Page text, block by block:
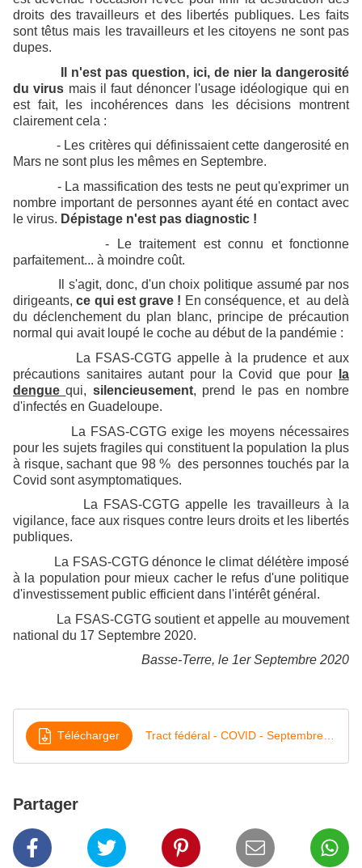
droits des travailleurs et des libertés publiques. Les faits
sont têtus mais les travailleurs et les citoyens ne sont pas
dupes.
Il n'est pas question, ici, de nier la dangerosité
du virus mais il faut dénoncer l'usage idéologique qui en
est fait, les incohérences dans les décisions montrent
clairement cela :
- Les critères qui définissaient cette dangerosité en
Mars ne sont plus les mêmes en Septembre.
- La massification des tests ne peut qu'exprimer un
nombre important de personnes ayant été en contact avec
le virus. Dépistage n'est pas diagnostic !
- Le traitement est connu et fonctionne
parfaitement... à moindre coût.
Il s'agit, donc, d'un choix politique assumé par nos
dirigeants,ce qui est grave ! En conséquence, et au delà
du déclenchement du plan blanc, principe de précaution
normal qui avait loupé le coche au début de la pandémie :
La FSAS-CGTG appelle à la prudence et aux
précautions sanitaires autant pour la Covid que pour
la
denguequi, silencieusement, prend le pas en nombre
d'infectés en Guadeloupe.
La FSAS-CGTG exige les moyens nécessaires
pour les sujets fragiles qui constituent la population la plus
à risque, sachant que 98 % des personnes touchés par la
Covid sont asymptomatiques.
La FSAS-CGTG appelle les travailleurs à la
vigilance, face aux risques contre leurs droits et les libertés
publiques.
La FSAS-CGTG dénonce le climat délétère imposé
à la population pour mieux cacher le refus d'une politique
d'investissement public efficient dans l'intérêt général.
La FSAS-CGTG soutient et appelle au mouvement
national du 17 Septembre 2020.
Basse-Terre, le 1er Septembre 2020
Télécharger Tract fédéral - COVID - Septembre 2020
Partager